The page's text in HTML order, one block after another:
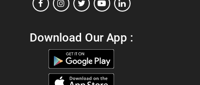
Download Our App :